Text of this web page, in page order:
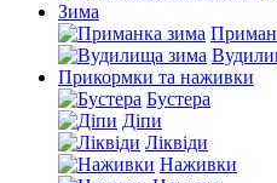
Зима
Прикормки та наживки
Бустера
Діпи
Ліквіди
Наживки